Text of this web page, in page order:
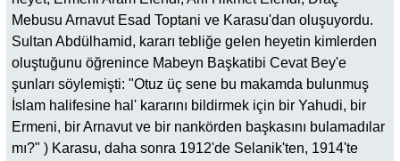
Mebusu Arnavut Esad Toptani ve Karasu'dan oluşuyordu.
Sultan Abdülhamid, kararı tebliğe gelen heyetin kimlerden
oluştuğunu öğrenince Mabeyn Başkatibi Cevat Bey'e
şunları söylemişti: "Otuz üç sene bu makamda bulunmuş
İslam halifesine hal' kararını bildirmek için bir Yahudi, bir
Ermeni, bir Arnavut ve bir nankörden başkasını bulamadılar
mı?" ) Karasu, daha sonra 1912'de Selanik'ten, 1914'te